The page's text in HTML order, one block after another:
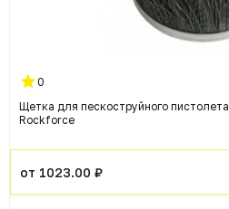
0
Щетка для пескоструйного пистолета
Rockforce
от 1023.00 ₽